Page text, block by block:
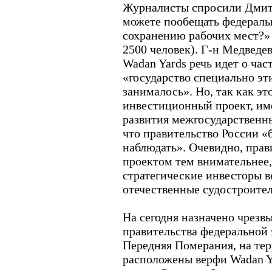
Журналисты спросили
можете пообещать
сохранению рабочих
2500 человек). Г-н
Wadan Yards речь идет о
«государство специально
занималось». Но, так как
инвестиционный проект,
развития
что правительство России
наблюдать». Очевидно,
проектом тем
стратегические инвесторы
отечественные
На сегодня назначено
правительства
Передняя Померания, на
расположены верфи Wadan